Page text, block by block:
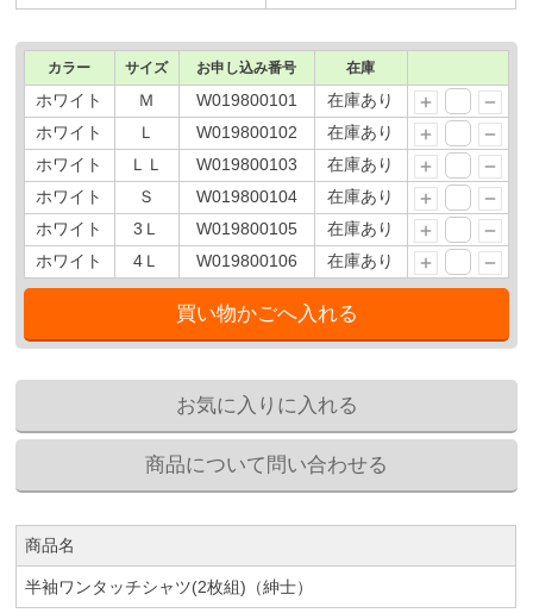
カラー サイズ お申し込み番号 在庫
ホワイト Ｍ W019800101
在庫あり
ホワイト
Ｌ W019800102
在庫あり
ホワイト
ＬＬ W019800103
在庫あり
ホワイト
Ｓ W019800104
在庫あり
ホワイト
3Ｌ W019800105
在庫あり
ホワイト
4Ｌ W019800106 在庫あり
商品名
半袖ワンタッチシャツ(2枚組)（紳士）